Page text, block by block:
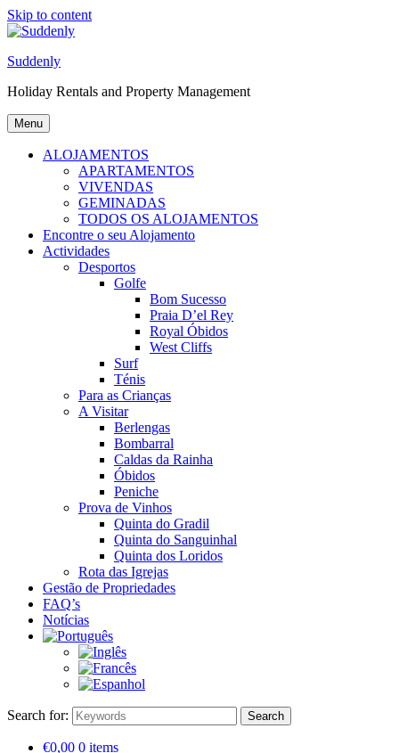
Skip to content
Suddenly
Holiday Rentals and Property Management
Menu
ALOJAMENTOS
APARTAMENTOS
VIVENDAS
GEMINADAS
TODOS OS ALOJAMENTOS
Encontre o seu Alojamento
Actividades
Desportos
Golfe
Bom Sucesso
Praia D’el Rey
Royal Óbidos
West Cliffs
Surf
Ténis
Para as Crianças
A Visitar
Berlengas
Bombarral
Caldas da Rainha
Óbidos
Peniche
Prova de Vinhos
Quinta do Gradil
Quinta do Sanguinhal
Quinta dos Loridos
Rota das Igrejas
Gestão de Propriedades
FAQ’s
Notícias
Search for: Search
€0,00 0 items